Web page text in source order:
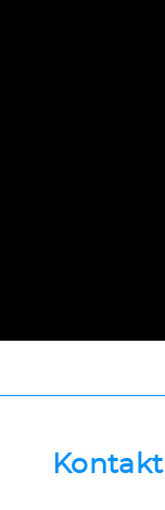
Kontakt